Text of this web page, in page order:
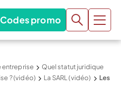
Codes promo
entreprise
Quel statut juridique
? (vidéo)
La SARL (vidéo)
Les